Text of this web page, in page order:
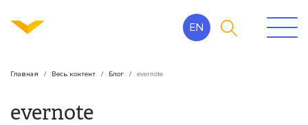
EN
Главная Весь контент Блог evernote
evernote